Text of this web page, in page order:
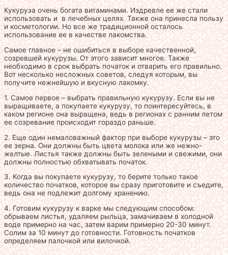
Кукуруза очень богата витаминами. Издревле ее же стали
использовать и в лечебных целях. Также она принесла пользу
и косметологии. Но все же традиционной осталось
использование ее в качестве лакомства.
Самое главное – не ошибиться в выборе качественной,
созревшей кукурузы. От этого зависит многое. Также
необходимо в срок выбрать початок и отварить его правильно.
Вот несколько несложных советов, следуя которым, вы
получите нежнейшую и вкусную лакомку.
1. Самое первое – выбрать правильную кукурузу. Если вы не
выращиваете, а покупаете кукурузу, то поинтересуйтесь, в
каком регионе она выращена, ведь в регионах с ранним летом
ее созревание происходит гораздо раньше.
2. Еще один немаловажный фактор при выборе кукурузы – это
ее зерна. Они должны быть цвета молока или же нежно-
желтые. Листья также должны быть зелеными и свежими, они
должны полностью обхватывать початок.
3. Когда вы покупаете кукурузу, то берите только такое
количество початков, которое вы сразу приготовите и съедите,
ведь она не подлежит долгому хранению.
4. Готовим кукурузу к варке мы следующим способом:
обрываем листья, удаляем рыльца, замачиваем в холодной
воде примерно на час, затем варим примерно 20-30 минут.
Солим за 10 минут до готовности. Готовность початков
определяем палочкой или вилочкой.